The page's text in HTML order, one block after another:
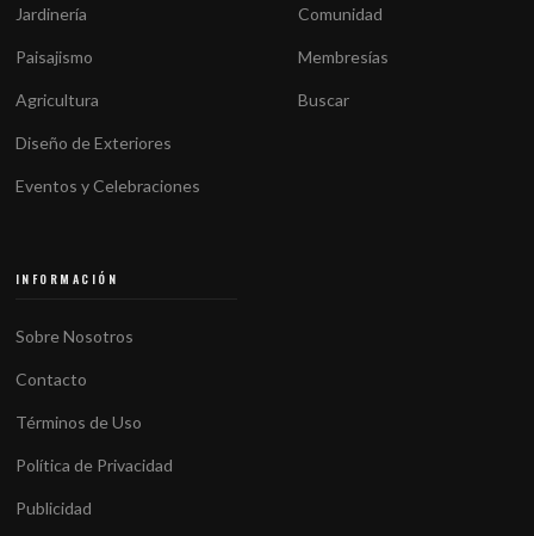
Jardinería
Paisajismo
Agricultura
Diseño de Exteriores
Eventos y Celebraciones
Comunidad
Membresías
Buscar
INFORMACIÓN
Sobre Nosotros
Contacto
Términos de Uso
Política de Privacidad
Publicidad